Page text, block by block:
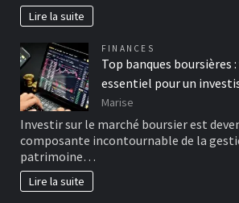
Lire la suite
FINANCES
Top banques boursières
essentiel pour un
Marise
Investir sur le marché boursier est
composante incontournable de la
patrimoine…
Lire la suite